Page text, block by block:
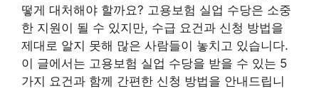
떻게 대처해야 할까요? 고용보험 실업 수당은 소중
한 지원이 될 수 있지만, 수급 요건과 신청 방법을
제대로 알지 못해 많은 사람들이 놓치고 있습니다.
이 글에서는 고용보험 실업 수당을 받을 수 있는 5
가지 요건과 함께 간편한 신청 방법을 안내드립니